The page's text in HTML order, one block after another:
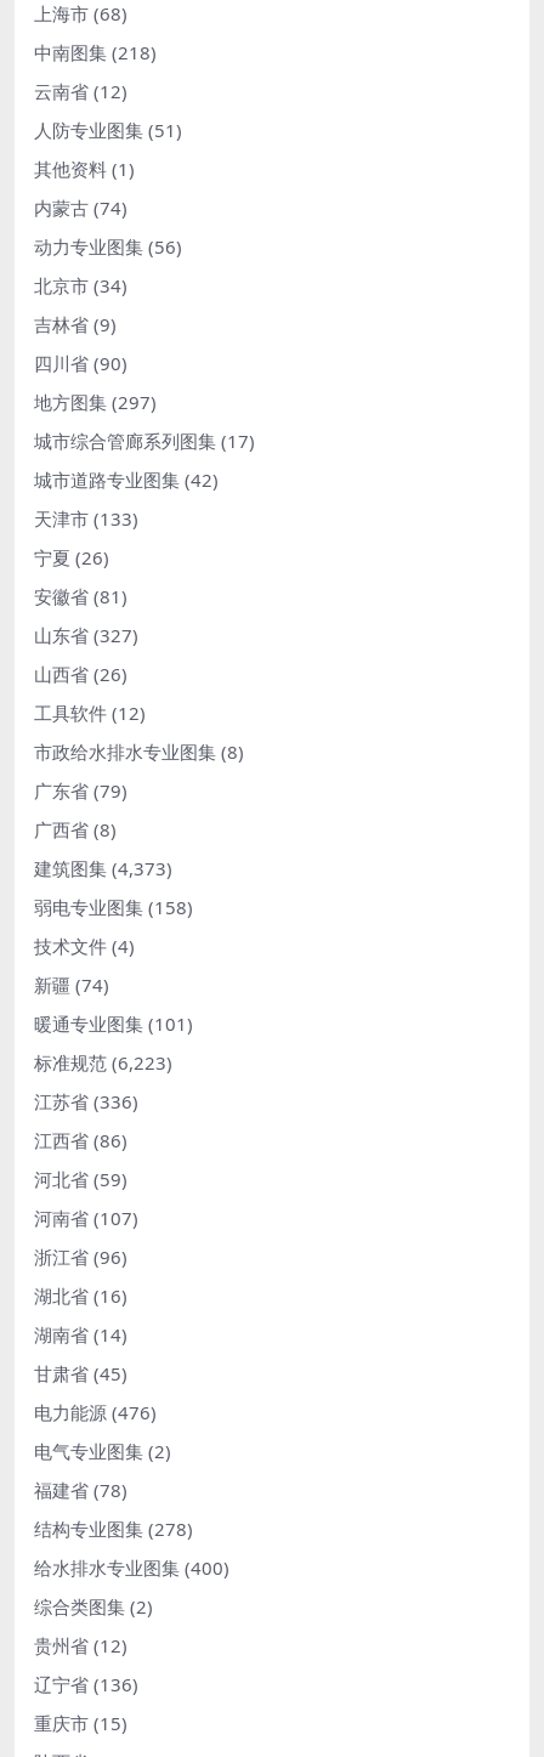
上海市 (68)
中南图集 (218)
云南省 (12)
人防专业图集 (51)
其他资料 (1)
内蒙古 (74)
动力专业图集 (56)
北京市 (34)
吉林省 (9)
四川省 (90)
地方图集 (297)
城市综合管廊系列图集 (17)
城市道路专业图集 (42)
天津市 (133)
宁夏 (26)
安徽省 (81)
山东省 (327)
山西省 (26)
工具软件 (12)
市政给水排水专业图集 (8)
广东省 (79)
广西省 (8)
建筑图集 (4,373)
弱电专业图集 (158)
技术文件 (4)
新疆 (74)
暖通专业图集 (101)
标准规范 (6,223)
江苏省 (336)
江西省 (86)
河北省 (59)
河南省 (107)
浙江省 (96)
湖北省 (16)
湖南省 (14)
甘肃省 (45)
电力能源 (476)
电气专业图集 (2)
福建省 (78)
结构专业图集 (278)
给水排水专业图集 (400)
综合类图集 (2)
贵州省 (12)
辽宁省 (136)
重庆市 (15)